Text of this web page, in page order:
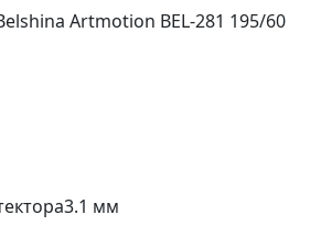
Artmotion BEL-281 195/60
3.1 мм